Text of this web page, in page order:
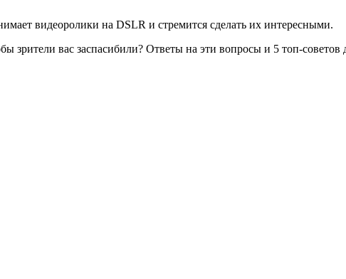
видеоролики на DSLR и стремится сделать их интересными.
зрители вас заспасибили? Ответы на эти вопросы и 5 топ-советов